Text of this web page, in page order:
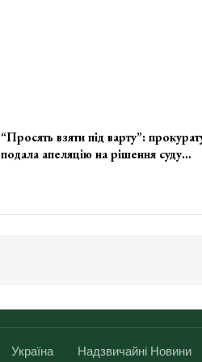
“Просять взяти під варту”:
подала апеляцію на рішення суду…
Україна Надзвичайні Новини